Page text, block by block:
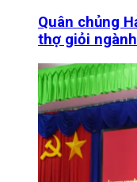
Quân chủng
thợ giỏi